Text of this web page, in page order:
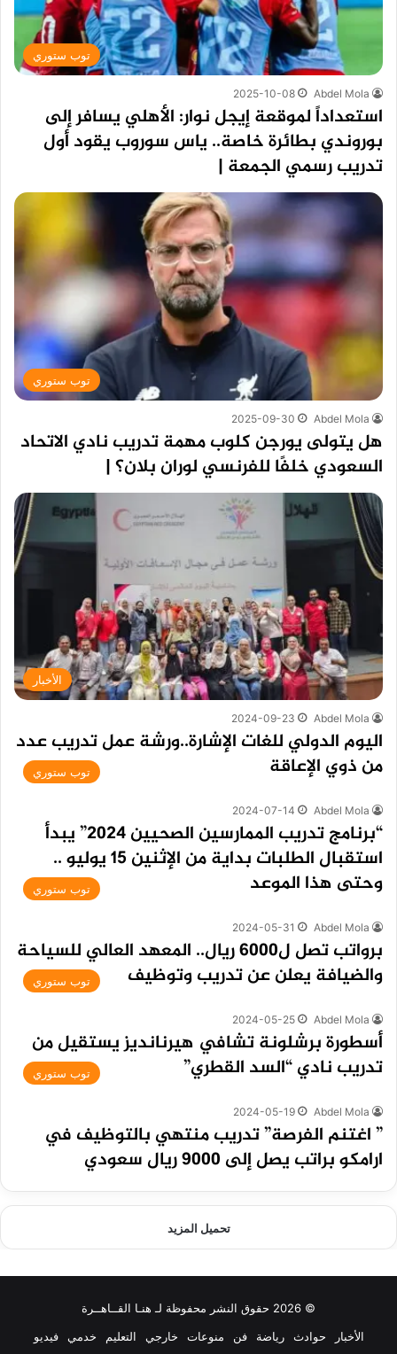
توب ستوري
Abdel Mola
2025-10-08
استعداداً لموقعة إيجل نوار: الأهلي يسافر إلى
بوروندي بطائرة خاصة.. ياس سوروب يقود أول
تدريب رسمي الجمعة |
توب ستوري
Abdel Mola
2025-09-30
هل يتولى يورجن كلوب مهمة تدريب نادي الاتحاد
السعودي خلفًا للفرنسي لوران بلان؟ |
الأخبار
Abdel Mola
2024-09-23
اليوم الدولي للغات الإشارة..ورشة عمل تدريب عدد
من ذوي الإعاقة
توب ستوري
Abdel Mola
2024-07-14
“برنامج تدريب الممارسين الصحيين 2024” يبدأ
استقبال الطلبات بداية من الإثنين 15 يوليو ..
وحتى هذا الموعد
توب ستوري
Abdel Mola
2024-05-31
برواتب تصل ل6000 ريال.. المعهد العالي للسياحة
والضيافة يعلن عن تدريب وتوظيف
توب ستوري
Abdel Mola
2024-05-25
أسطورة برشلونة تشافي هيرنانديز يستقيل من
تدريب نادي “السد القطري”
توب ستوري
Abdel Mola
2024-05-19
” اغتنم الفرصة” تدريب منتهي بالتوظيف في
ارامكو براتب يصل إلى 9000 ريال سعودي
تحميل المزيد
© 2026 حقوق النشر محفوظة لـ هنـا القــاهــرة
الأخبار
حوادث رياضة فن منوعات خارجي التعليم خدمي فيديو